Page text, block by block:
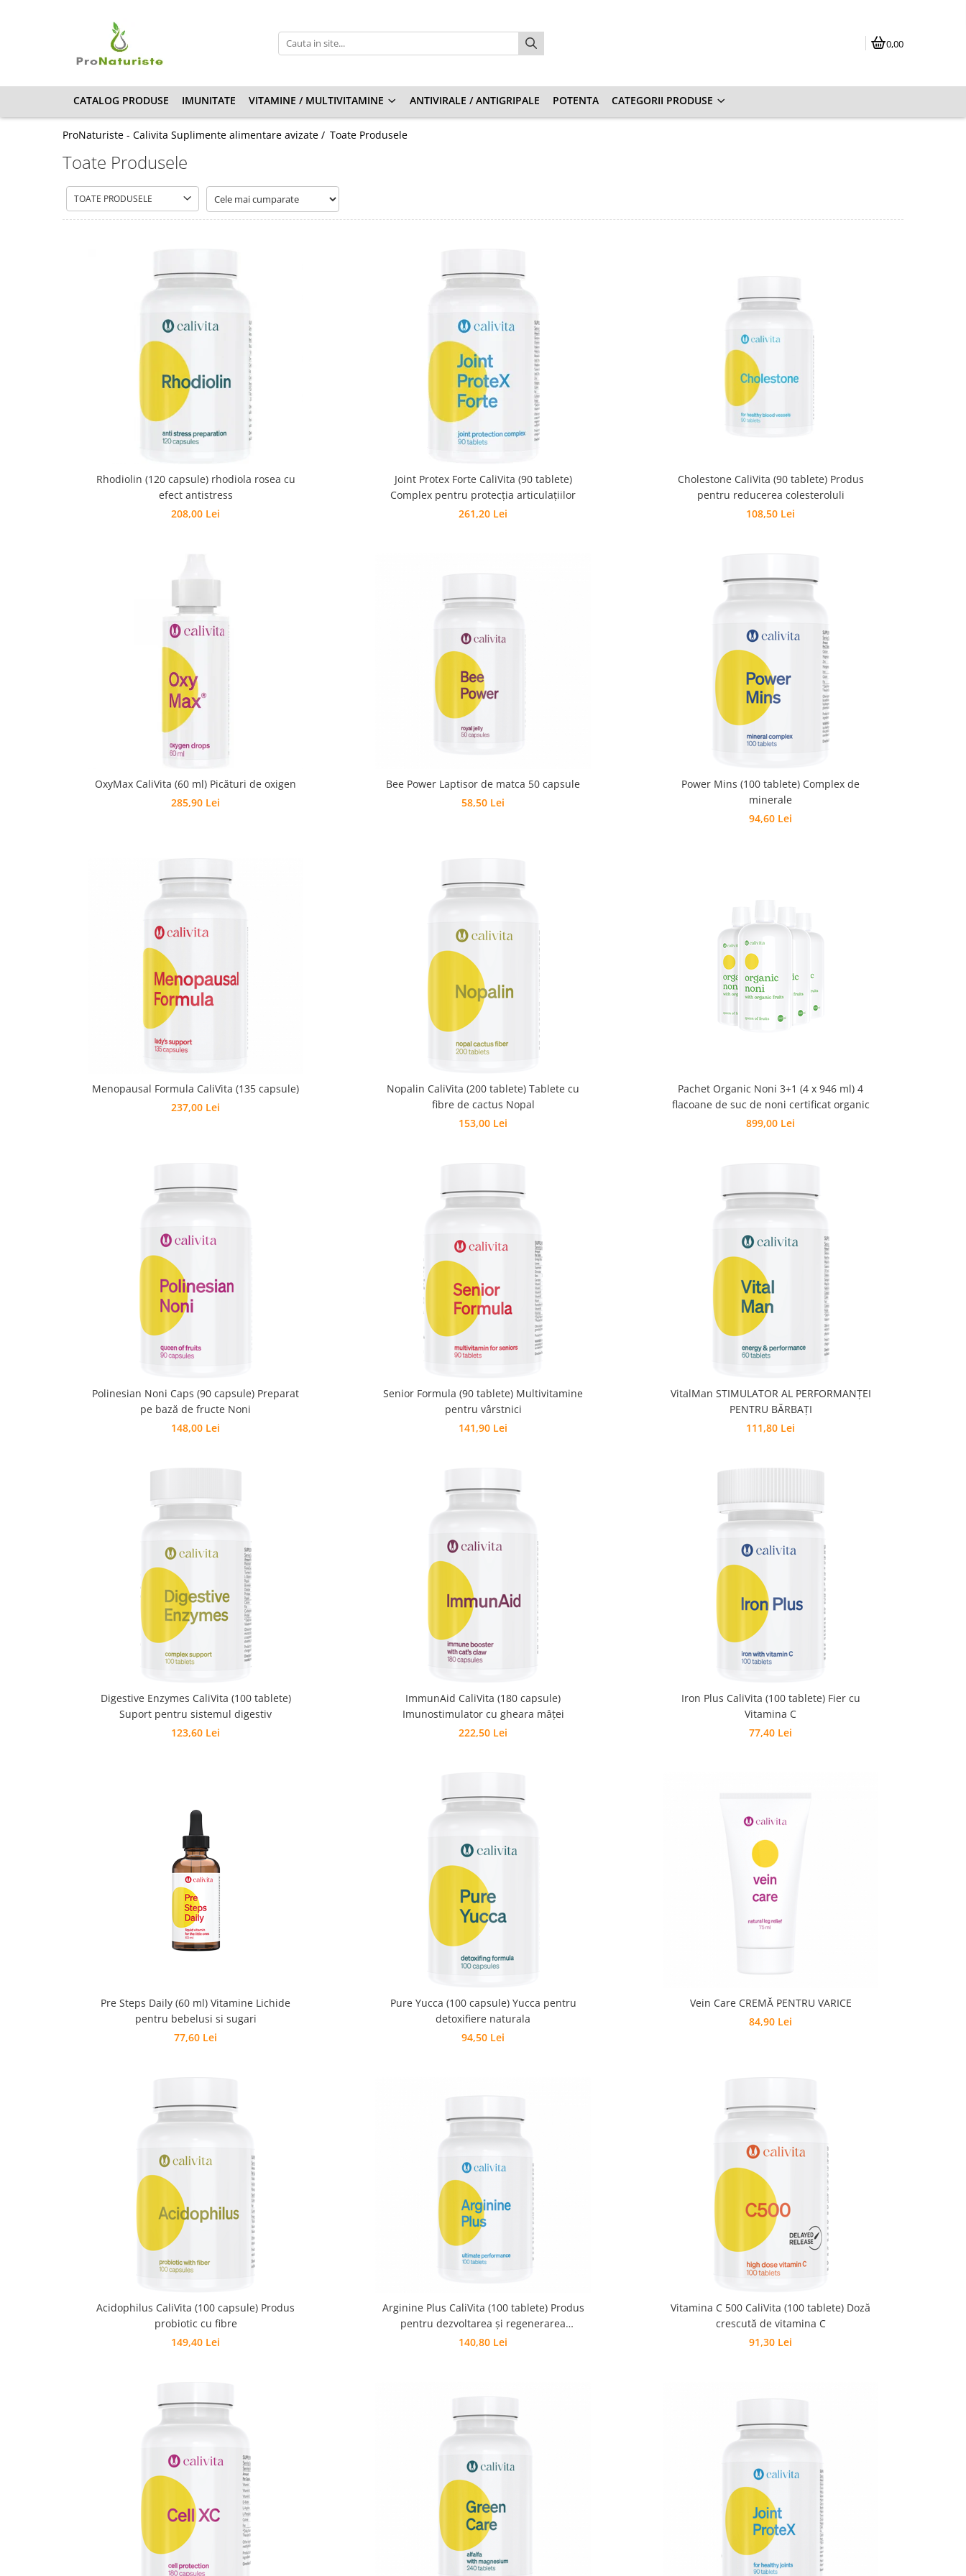
Vitamine / Multivitamine
CATEGORII PRODUSE
Articulatii si Oase
Detergenti ECO
Digestie buna
Putere concentrare si memorie
0,00
CATALOG PRODUSE IMUNITATE VITAMINE / MULTIVITAMINE ANTIVIRALE / ANTIGRIPALE POTENTA CATEGORII PRODUSE
ProNaturiste - Calivita Suplimente alimentare avizate / Toate Produsele
Toate Produsele
TOATE PRODUSELE
Rhodiolin (120 capsule) rhodiola rosea cu
efect antistress
208,00 Lei
Joint Protex Forte CaliVita (90 tablete)
Complex pentru protecţia articulaţiilor
261,20 Lei
Cholestone CaliVita (90 tablete) Produs
pentru reducerea colesteroluli
108,50 Lei
OxyMax CaliVita (60 ml) Picături de oxigen
285,90 Lei
Bee Power Laptisor de matca 50 capsule
58,50 Lei
Power Mins (100 tablete) Complex de
minerale
94,60 Lei
Menopausal Formula CaliVita (135 capsule)
237,00 Lei
Nopalin CaliVita (200 tablete) Tablete cu
fibre de cactus Nopal
153,00 Lei
Pachet Organic Noni 3+1 (4 x 946 ml) 4
flacoane de suc de noni certificat organic
899,00 Lei
Polinesian Noni Caps (90 capsule) Preparat
pe bază de fructe Noni
148,00 Lei
Senior Formula (90 tablete) Multivitamine
pentru vârstnici
141,90 Lei
VitalMan STIMULATOR AL PERFORMANŢEI
PENTRU BĂRBAŢI
111,80 Lei
Digestive Enzymes CaliVita (100 tablete)
Suport pentru sistemul digestiv
123,60 Lei
ImmunAid CaliVita (180 capsule)
Imunostimulator cu gheara mâţei
222,50 Lei
Iron Plus CaliVita (100 tablete) Fier cu
Vitamina C
77,40 Lei
Pre Steps Daily (60 ml) Vitamine Lichide
pentru bebelusi si sugari
77,60 Lei
Pure Yucca (100 capsule) Yucca pentru
detoxifiere naturala
94,50 Lei
Vein Care CREMĂ PENTRU VARICE
84,90 Lei
Acidophilus CaliVita (100 capsule) Produs
probiotic cu fibre
149,40 Lei
Arginine Plus CaliVita (100 tablete) Produs
pentru dezvoltarea şi regenerarea
muşchilor
140,80 Lei
Vitamina C 500 CaliVita (100 tablete) Doză
crescută de vitamina C
91,30 Lei